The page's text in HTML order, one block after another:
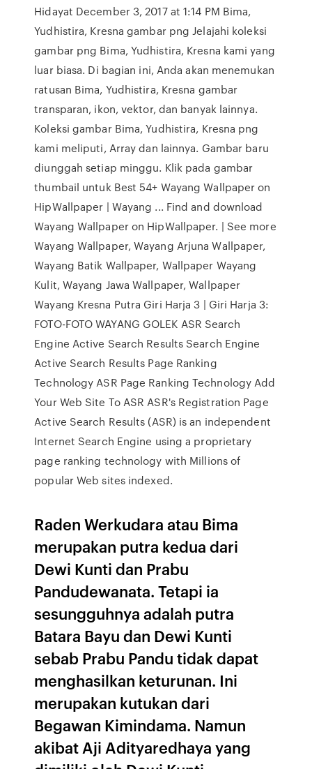
Hidayat December 3, 2017 at 1:14 PM Bima,
Yudhistira, Kresna gambar png Jelajahi koleksi
gambar png Bima, Yudhistira, Kresna kami yang
luar biasa. Di bagian ini, Anda akan menemukan
ratusan Bima, Yudhistira, Kresna gambar
transparan, ikon, vektor, dan banyak lainnya.
Koleksi gambar Bima, Yudhistira, Kresna png
kami meliputi, Array dan lainnya. Gambar baru
diunggah setiap minggu. Klik pada gambar
thumbail untuk Best 54+ Wayang Wallpaper on
HipWallpaper | Wayang ... Find and download
Wayang Wallpaper on HipWallpaper. | See more
Wayang Wallpaper, Wayang Arjuna Wallpaper,
Wayang Batik Wallpaper, Wallpaper Wayang
Kulit, Wayang Jawa Wallpaper, Wallpaper
Wayang Kresna Putra Giri Harja 3 | Giri Harja 3:
FOTO-FOTO WAYANG GOLEK ASR Search
Engine Active Search Results Search Engine
Active Search Results Page Ranking
Technology ASR Page Ranking Technology Add
Your Web Site To ASR ASR's Registration Page
Active Search Results (ASR) is an independent
Internet Search Engine using a proprietary
page ranking technology with Millions of
popular Web sites indexed.
Raden Werkudara atau Bima
merupakan putra kedua dari
Dewi Kunti dan Prabu
Pandudewanata. Tetapi ia
sesungguhnya adalah putra
Batara Bayu dan Dewi Kunti
sebab Prabu Pandu tidak dapat
menghasilkan keturunan. Ini
merupakan kutukan dari
Begawan Kimindama. Namun
akibat Aji Adityaredhaya yang